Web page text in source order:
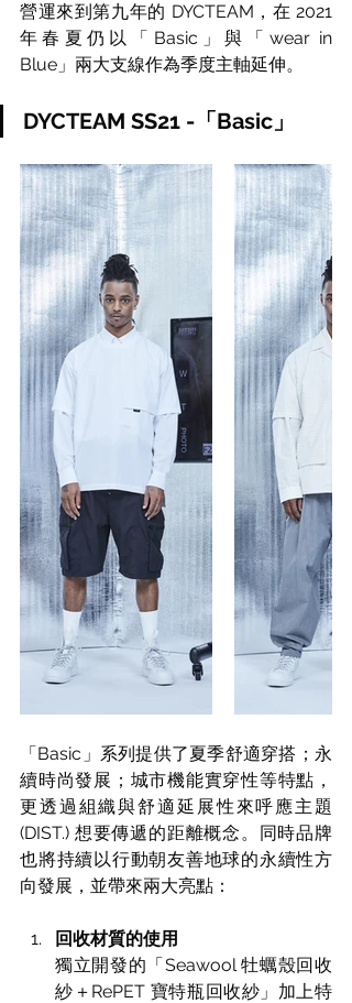
營運來到第九年的 DYCTEAM，在 2021
年春夏仍以「Basic」與「wear in
Blue」兩大支線作為季度主軸延伸。
DYCTEAM SS21 -「Basic」
「Basic」系列提供了夏季舒適穿搭；永
續時尚發展；城市機能實穿性等特點，
更透過組織與舒適延展性來呼應主題
(DIST.) 想要傳遞的距離概念。同時品牌
也將持續以行動朝友善地球的永續性方
向發展，並帶來兩大亮點：
回收材質的使用
獨立開發的「Seawool 牡蠣殼回收
紗＋RePET 寶特瓶回收紗」加上特